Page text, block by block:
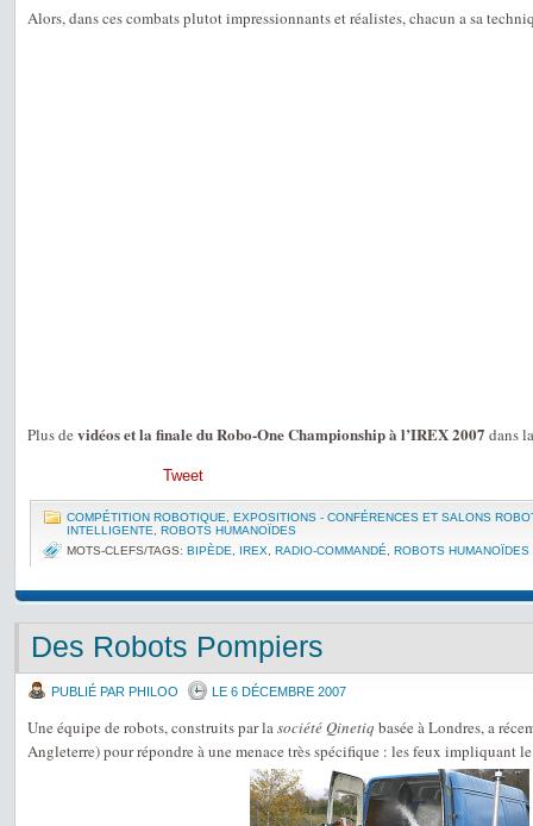
Alors, dans ces combats plutot impressionnants et réalistes, chacun a sa
Plus de vidéos et la finale du Robo-One Championship à l’IREX 2007 dans
Tweet
COMPÉTITION ROBOTIQUE
EXPOSITIONS - CONFÉRENCES ET SALONS
INTELLIGENTE
ROBOTS HUMANOÏDES
MOTS-CLEFS/TAGS: BIPÈDE IREX RADIO-COMMANDÉ ROBOTS HUMANOÏDES
Des Robots Pompiers
PUBLIÉ PAR PHILOO LE 6 DÉCEMBRE 2007
Une équipe de robots, construits par lasociété Qinetiq basée à Londres, a
Angleterre) pour répondre à une menace très spécifique : les feux impliquant